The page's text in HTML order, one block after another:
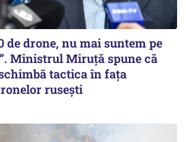
de drone, nu mai suntem pe
Ministrul Miruţă spune că
tactica în fața
rusești